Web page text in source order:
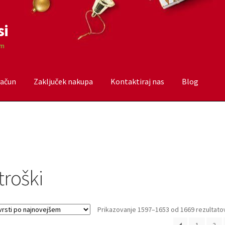
Zaključek nakupa Kontaktiraj nas Blog
Prikazovanje 1597–1653 od 1669